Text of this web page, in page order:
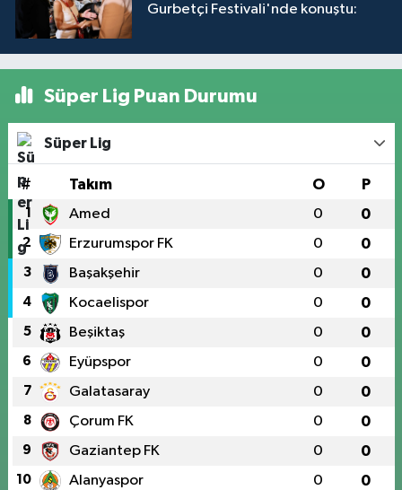
Gurbetçi Festivali'nde konuştu:
Süper Lig Puan Durumu
Süper Lig
# Takım O P
1 Amed 0 0
2 Erzurumspor FK 0 0
3 Başakşehir 0 0
4 Kocaelispor 0 0
5 Beşiktaş 0 0
6 Eyüpspor 0 0
7 Galatasaray 0 0
8 Çorum FK 0 0
9 Gaziantep FK 0 0
10 Alanyaspor 0 0